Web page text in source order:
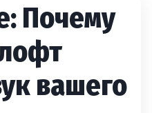
Почему
вашего